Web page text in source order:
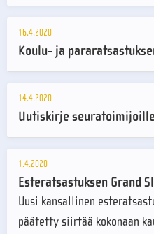
16.4.2020
Koulu- ja
14.4.2020
Uutiskirje
1.4.2020
Esteratsastuksen Grand
Uusi kansallinen
päätetty siirtää kokonaan